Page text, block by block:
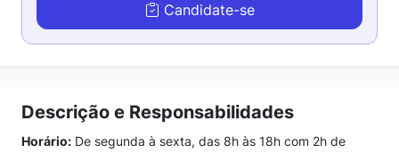
Candidate-se
Descrição e Responsabilidades
Horário: De segunda à sexta, das 8h às 18h com 2h de